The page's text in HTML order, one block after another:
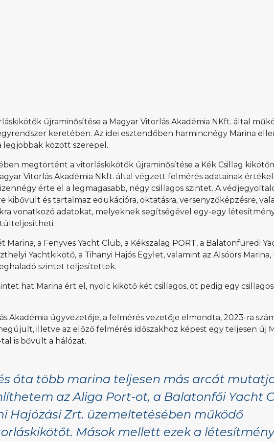
újraminősítése a Magyar Vitorlás Akadémia NKft. által
keretében. Az idei esztendőben harmincnégy Marina
legjobbak között szerepel.
megtörtént a vitorláskikötők újraminősítése a Kék Csillag
Vitorlás Akadémia Nkft. által végzett felmérés adatainak
érte el a legmagasabb, négy csillagos szintet. A
kibővült és tartalmaz edukációra, oktatásra, versenyzőképzésre,
vonatkozó adatokat, melyeknek segítségével egy-egy
a Fenyves Yacht Club, a Kékszalag PORT, a Balatonfüredi
Yachtkikötő, a Tihanyi Hajós Egylet, valamint az Alsóörs Marina,
szintet teljesítettek.
hat Marina ért el, nyolc kikötő két csillagos, öt pedig egy csillagos
Akadémia ügyvezetője, a felmérés vezetője elmondta, 2023-ra
illetve az előző felmérési időszakhoz képest egy teljesen új
is bővült a hálózat.
óta több marina teljesen más arcát
az Aliga Port-ot, a Balatonfői Yacht
Hajózási Zrt. üzemeltetésében működő
Mások mellett ezek a